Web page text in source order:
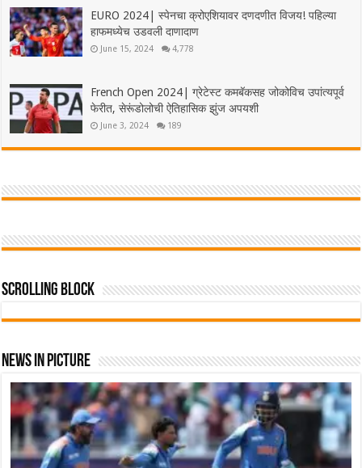
EURO 2024| स्पेनचा क्रोएशियावर दणदणीत विजय! पहिल्या
हाफमध्येच उडवली दाणादाण
June 15, 2024 4,778
French Open 2024| ग्रेटेस्ट कमबॅकसह जोकोविच उपांत्यपूर्व
फेरीत, सेरूंडोलोची ऐतिहासिक झुंज अपयशी
June 3, 2024 189
Scrolling Block
News In Picture